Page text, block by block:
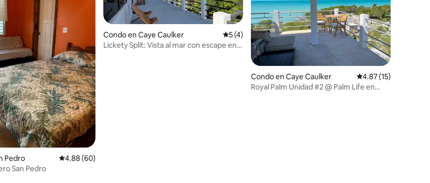
de 5, 32 reseñas
Pedro Calificación promedio: 4.88 de 5, 60 reseñas
4.88 (60)
San Pedro
Condo en Caye Caulker Calificación promedio: 5 de 5, 4 reseñas
5 (4)
Lickety Split: Vista al mar con escape en
Condo en Caye Caulker Calificación
4.87 (15)
Royal Palm Unidad #2 @ Palm Life en